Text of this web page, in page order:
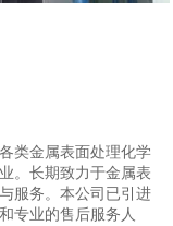
类金属表面处理化学
。长期致力于金属表
服务。本公司已引进
专业的售后服务人